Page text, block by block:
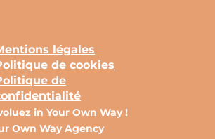
in Your Own Way !
Own Way Agency
légales
de cookies
de